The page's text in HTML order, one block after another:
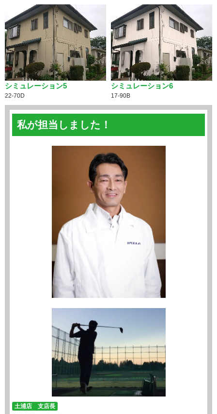
シミュレーション5
22-70D
シミュレーション6
17-90B
私が担当しました！
土浦店 支店長